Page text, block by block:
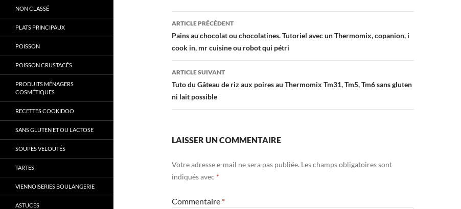
Navigation
des
articles
ARTICLE PRÉCÉDENT
Pains au chocolat ou chocolatines. Tutoriel avec un Thermomix, copanion, i
cook in, mr cuisine ou robot qui pétri
ARTICLE SUIVANT
Tuto du Gâteau de riz aux poires au Thermomix Tm31, Tm5, Tm6 sans gluten
ni lait possible
LAISSER UN COMMENTAIRE
Votre adresse e-mail ne sera pas publiée. Les champs obligatoires sont
indiqués avec *
Commentaire *
NON CLASSÉ
PLATS PRINCIPAUX
POISSON
POISSON CRUSTACÉS
PRODUITS MÉNAGERS
COSMÉTIQUES
RECETTES COOKIDOO
SANS GLUTEN ET OU LACTOSE
SOUPES VELOUTÉS
TARTES
VIENNOISERIES BOULANGERIE
ASTUCES